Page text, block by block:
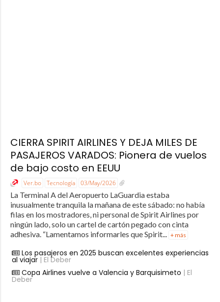
CIERRA SPIRIT AIRLINES Y DEJA MILES DE
PASAJEROS VARADOS: Pionera de vuelos
de bajo costo en EEUU
Ver.bo Tecnología 03/May/2026
La Terminal A del Aeropuerto LaGuardia estaba
inusualmente tranquila la mañana de este sábado: no había
filas en los mostradores, ni personal de Spirit Airlines por
ningún lado, solo un cartel de cartón pegado con cinta
adhesiva. “Lamentamos informarles que Spirit...
+ más
Los pasajeros en 2025 buscan excelentes experiencias
al viajar| El Deber
Copa Airlines vuelve a Valencia y Barquisimeto | El
Deber